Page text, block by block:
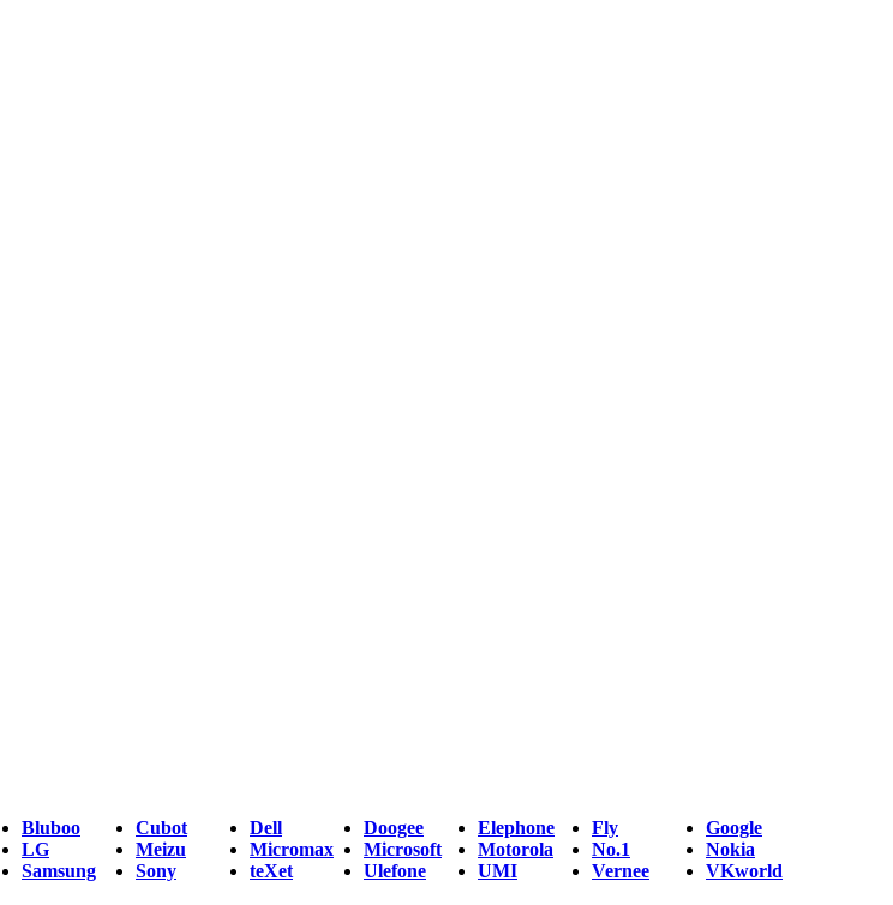
Bluboo Cubot Dell Doogee Elephone Fly
Google
LG Meizu Micromax Microsoft Motorola No.1
Nokia
Samsung Sony teXet Ulefone UMI Vernee
VKworld